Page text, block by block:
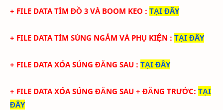
+ FILE DATA TÌM ĐỒ 3 VÀ BOOM KEO : TẠI ĐÂY
+ FILE DATA TÌM SÚNG NGẮM VÀ PHỤ KIỆN : TẠI ĐÂY
+ FILE DATA XÓA SÚNG ĐẰNG SAU : TẠI ĐÂY
+ FILE DATA XÓA SÚNG ĐẰNG SAU + ĐẰNG TRƯỚC: TẠI
ĐÂY